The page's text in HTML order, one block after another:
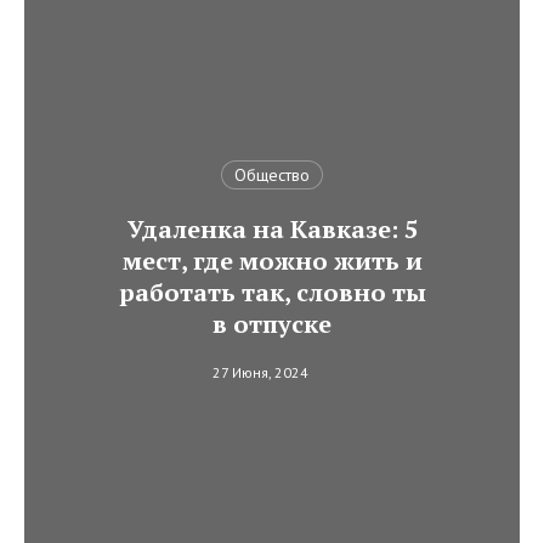
Общество
Удаленка на Кавказе: 5
мест, где можно жить и
работать так, словно ты
в отпуске
27 Июня, 2024